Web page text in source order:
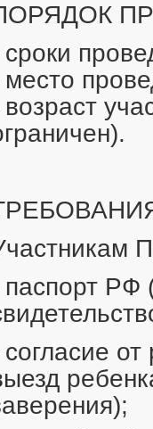
сроки
место
возраст
паспорт РФ
согласие